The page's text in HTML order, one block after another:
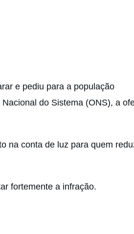
e pediu para a população
do Sistema (ONS), a
na conta de luz para quem
fortemente a infração.